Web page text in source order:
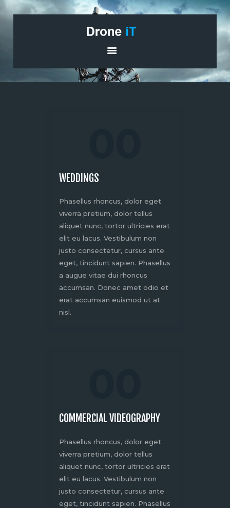
WEDDINGS
Phasellus rhoncus, dolor eget
viverra pretium, dolor tellus
aliquet nunc, tortor ultricies erat
elit eu lacus. Vestibulum non
justo consectetur, cursus ante
eget, tincidunt sapien. Phasellus
a augue vitae dui rhoncus
accumsan. Donec amet odio et
erat accumsan euismod ut at
nisl.
COMMERCIAL VIDEOGRAPHY
Phasellus rhoncus, dolor eget
viverra pretium, dolor tellus
aliquet nunc, tortor ultricies erat
elit eu lacus. Vestibulum non
justo consectetur, cursus ante
eget, tincidunt sapien. Phasellus